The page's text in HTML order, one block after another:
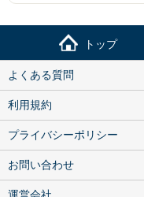
トップ
よくある質問
利用規約
プライバシーポリシー
お問い合わせ
運営会社